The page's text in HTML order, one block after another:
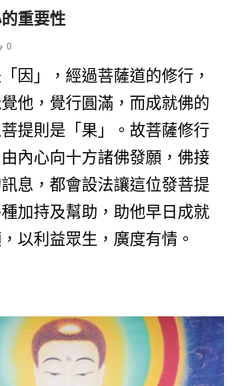
重要性
0
因」，經過菩薩道的修行，
他，覺行圓滿，而成就佛的
提則是「果」。故菩薩修行
內心向十方諸佛發願，佛接
息，都會設法讓這位發菩提
加持及幫助，助他早日成就
以利益眾生，廣度有情。